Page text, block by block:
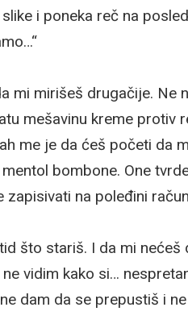
i poneka reč na
mi mirišeš drugačije. Ne
mešavinu kreme protiv
me je da ćeš početi da
bombone. One
zapisivati na poleđini
što stariš. I da mi
vidim kako si…
dam da se prepustiš i